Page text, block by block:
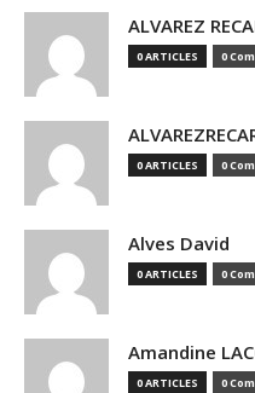
ALVAREZ
0 ARTICLES 0
0 ARTICLES 0
Alves David
0 ARTICLES 0
Amandine
0 ARTICLES 0